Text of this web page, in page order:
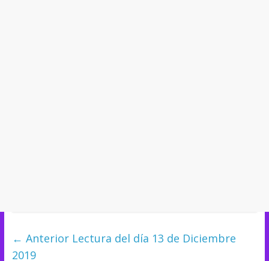
← AnteriorLectura del día 13 de Diciembre
2019